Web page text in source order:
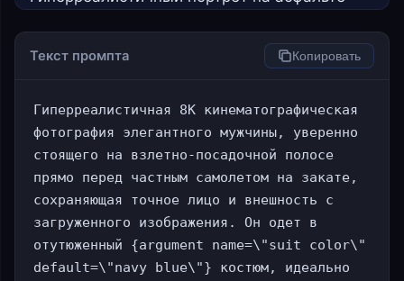
Текст промпта Копировать
Гиперреалистичная 8K кинематографическая
фотография элегантного мужчины, уверенно
стоящего на взлетно-посадочной полосе
прямо перед частным самолетом на закате,
сохраняющая точное лицо и внешность с
загруженного изображения. Он одет в
отутюженный {argument name=\"suit color\"
default=\"navy blue\"} костюм, идеально